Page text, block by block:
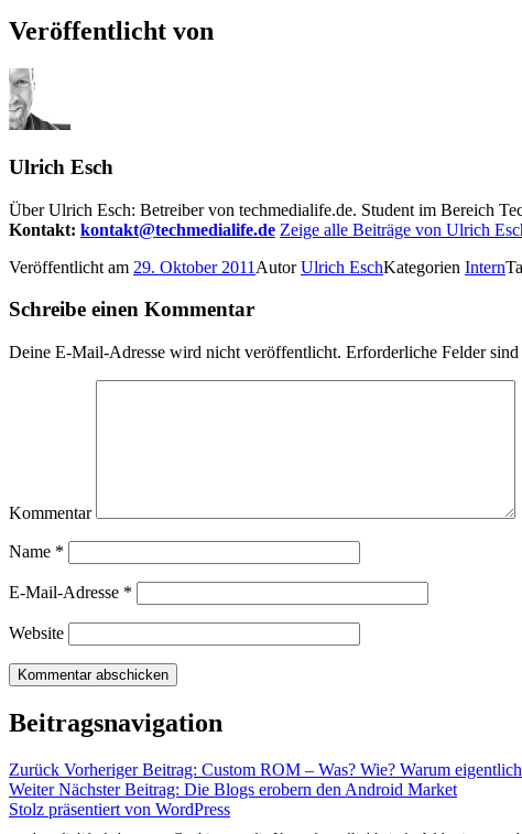
Veröffentlicht von
Ulrich Esch
Über Ulrich Esch: Betreiber von techmedialife.de. Student im Bereich
Kontakt: kontakt@techmedialife.de Zeige alle Beiträge von Ulrich
Veröffentlicht am 29. Oktober 2011 AutorUlrich EschKategorien Intern
Schreibe einen Kommentar
Deine E-Mail-Adresse wird nicht veröffentlicht. Erforderliche Felder
Kommentar
Name *
E-Mail-Adresse *
Website
Beitragsnavigation
Zurück Vorheriger Beitrag: Custom ROM – Was? Wie? Warum
Weiter Nächster Beitrag: Die Blogs erobern den Android Market
Stolz präsentiert von WordPress